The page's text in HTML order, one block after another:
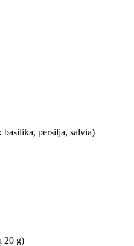
basilika, persilja, salvia)
20 g)